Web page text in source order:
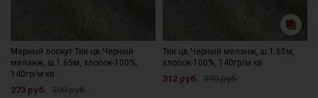
Мерный лоскут Тик цв.Черный
меланж, ш.1.65м, хлопок-100%,
140гр/м.кв
273 руб. 390 руб.
Тик цв.Черный меланж, ш.1.65м,
хлопок-100%, 140гр/м.кв
312 руб. 390 руб.